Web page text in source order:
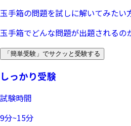
玉手箱の問題を試しに解いてみたい
玉手箱でどんな問題が出題されるの
「簡単受験」でサクッと受験する
しっかり受験
試験時間
9分~15分